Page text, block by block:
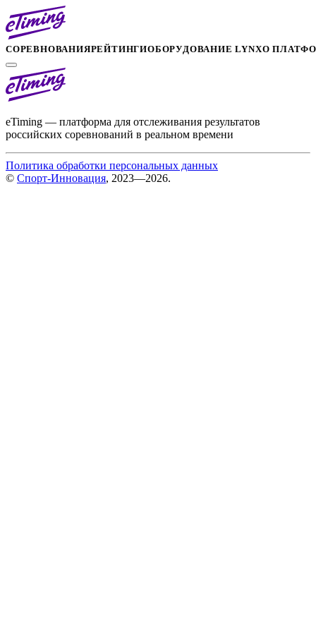
СОРЕВНОВАНИЯРЕЙТИНГИОБОРУДОВАНИЕ LYNXО
eTiming — платформа для отслеживания результатов
российских соревнований в реальном времени
Политика обработки персональных данных
© Спорт-Инновация, 2023—2026.